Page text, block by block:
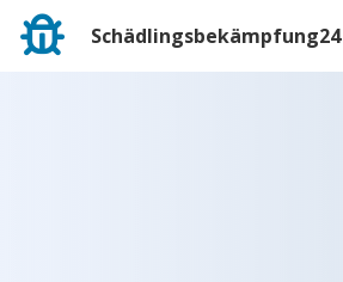
Schädlingsbekämpfung24